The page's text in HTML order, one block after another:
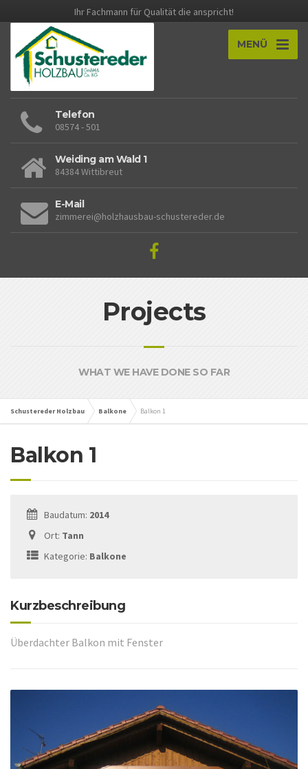
Ihr Fachmann für Qualität die anspricht!
MENÜ
Telefon
08574 - 501
Weiding am Wald 1
84384 Wittibreut
E-Mail
zimmerei@holzhausbau-schustereder.de
Projects
WHAT WE HAVE DONE SO FAR
Schustereder Holzbau Balkone Balkon 1
Balkon 1
Baudatum: 2014
Ort: Tann
Kategorie: Balkone
Kurzbeschreibung
Überdachter Balkon mit Fenster